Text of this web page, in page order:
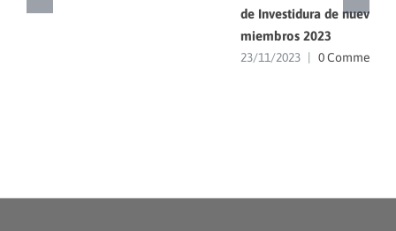
de Investidura de nuevos
miembros 2023
23/11/2023 | 0 Comments